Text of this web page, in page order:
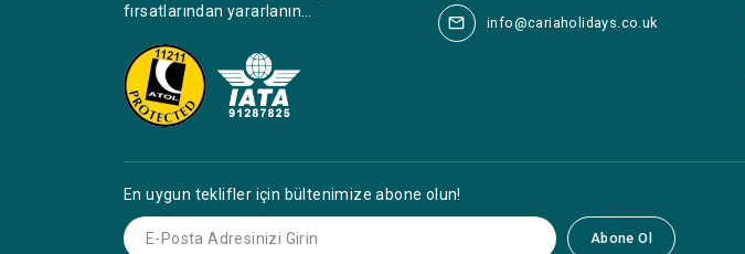
fırsatlarından yararlanın…
info@cariaholidays.co.uk
En uygun teklifler için bültenimize abone olun!
Abone Ol